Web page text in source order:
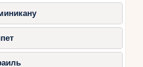
(Кварнер)
элегантный курорт, который